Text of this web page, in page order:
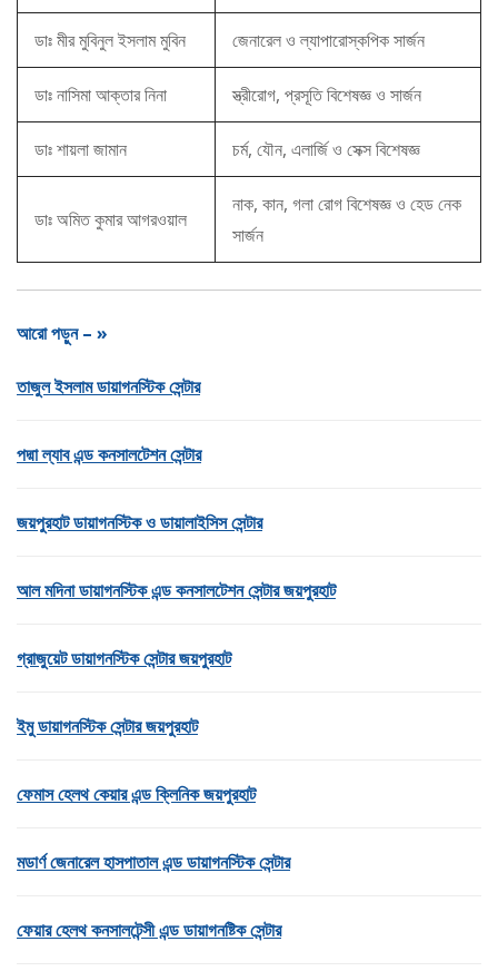
ডাঃ মীর মুবিনুল ইসলাম মুবিন জেনারেল ও ল্যাপারোস্কপিক সার্জন
ডাঃ নাসিমা আক্তার নিনা স্ত্রীরোগ, প্রসূতি বিশেষজ্ঞ ও সার্জন
ডাঃ শায়লা জামান চর্ম, যৌন, এলার্জি ও সেক্স বিশেষজ্ঞ
ডাঃ অমিত কুমার আগরওয়াল
নাক, কান, গলা রোগ বিশেষজ্ঞ ও হেড নেক
সার্জন
আরো পড়ুন – »
তাজুল ইসলাম ডায়াগনস্টিক সেন্টার
পদ্মা ল্যাব এন্ড কনসালটেশন সেন্টার
জয়পুরহাট ডায়াগনস্টিক ও ডায়ালাইসিস সেন্টার
আল মদিনা ডায়াগনস্টিক এন্ড কনসালটেশন সেন্টার জয়পুরহাট
গ্রাজুয়েট ডায়াগনস্টিক সেন্টার জয়পুরহাট
ইমু ডায়াগনস্টিক সেন্টার জয়পুরহাট
ফেমাস হেলথ কেয়ার এন্ড ক্লিনিক জয়পুরহাট
মডার্ণ জেনারেল হাসপাতাল এন্ড ডায়াগনস্টিক সেন্টার
ফেয়ার হেলথ কনসালটেন্সী এন্ড ডায়াগনষ্টিক সেন্টার